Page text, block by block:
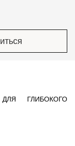
ГЛИБОКОГО